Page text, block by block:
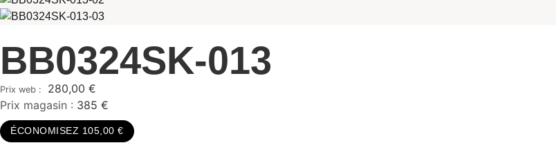
BB0324SK-013
280,00 €
Prix magasin : 385 €
ÉCONOMISEZ 105,00 €